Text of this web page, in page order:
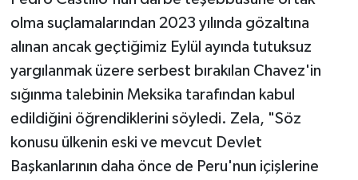
olma suçlamalarından 2023 yılında gözaltına
alınan ancak geçtiğimiz Eylül ayında tutuksuz
yargılanmak üzere serbest bırakılan Chavez'in
sığınma talebinin Meksika tarafından kabul
edildiğini öğrendiklerini söyledi. Zela, "Söz
konusu ülkenin eski ve mevcut Devlet
Başkanlarının daha önce de Peru'nun içişlerine